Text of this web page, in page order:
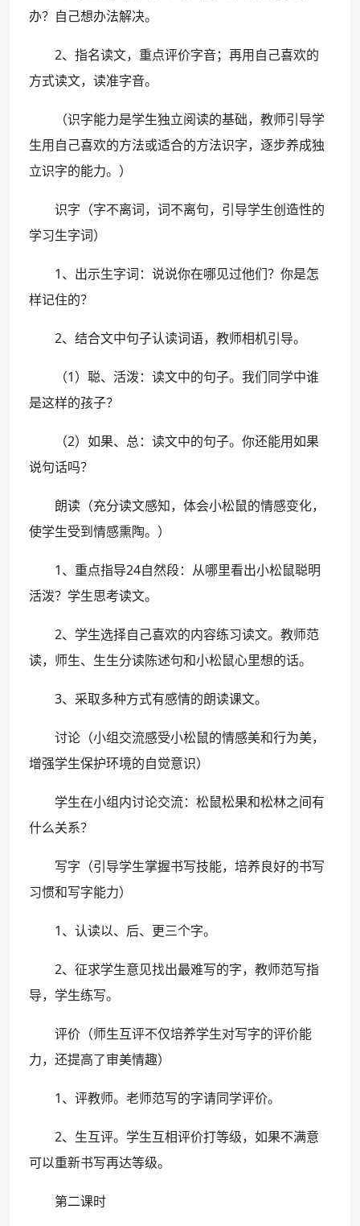
办？自己想办法解决。
2、指名读文，重点评价字音；再用自己喜欢的
方式读文，读准字音。
（识字能力是学生独立阅读的基础，教师引导学
生用自己喜欢的方法或适合的方法识字，逐步养成独
立识字的能力。）
识字（字不离词，词不离句，引导学生创造性的
学习生字词）
1、出示生字词：说说你在哪见过他们？你是怎
样记住的？
2、结合文中句子认读词语，教师相机引导。
（1）聪、活泼：读文中的句子。我们同学中谁
是这样的孩子？
（2）如果、总：读文中的句子。你还能用如果
说句话吗？
朗读（充分读文感知，体会小松鼠的情感变化，
使学生受到情感熏陶。）
1、重点指导24自然段：从哪里看出小松鼠聪明
活泼？学生思考读文。
2、学生选择自己喜欢的内容练习读文。教师范
读，师生、生生分读陈述句和小松鼠心里想的话。
3、采取多种方式有感情的朗读课文。
讨论（小组交流感受小松鼠的情感美和行为美，
增强学生保护环境的自觉意识）
学生在小组内讨论交流：松鼠松果和松林之间有
什么关系？
写字（引导学生掌握书写技能，培养良好的书写
习惯和写字能力）
1、认读以、后、更三个字。
2、征求学生意见找出最难写的字，教师范写指
导，学生练写。
评价（师生互评不仅培养学生对写字的评价能
力，还提高了审美情趣）
1、评教师。老师范写的字请同学评价。
2、生互评。学生互相评价打等级，如果不满意
可以重新书写再达等级。
第二课时